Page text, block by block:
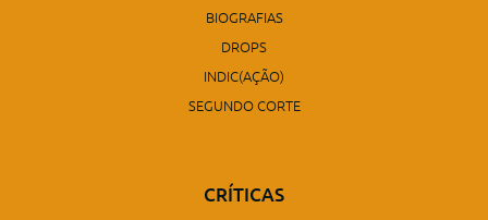
BIOGRAFIAS
DROPS
INDIC(AÇÃO)
SEGUNDO CORTE
CRÍTICAS